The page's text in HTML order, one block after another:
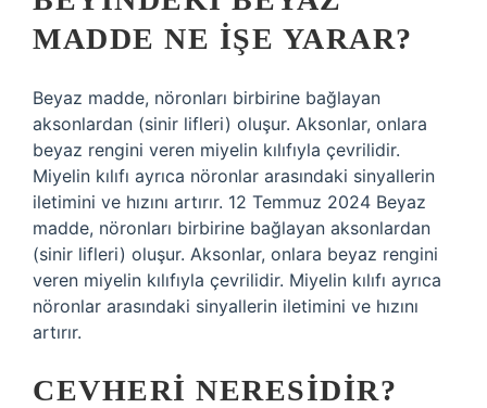
MADDE NE IŞE YARAR?
Beyaz madde, nöronları birbirine bağlayan
aksonlardan (sinir lifleri) oluşur. Aksonlar, onlara
beyaz rengini veren miyelin kılıfıyla çevrilidir.
Miyelin kılıfı ayrıca nöronlar arasındaki sinyallerin
iletimini ve hızını artırır. 12 Temmuz 2024 Beyaz
madde, nöronları birbirine bağlayan aksonlardan
(sinir lifleri) oluşur. Aksonlar, onlara beyaz rengini
veren miyelin kılıfıyla çevrilidir. Miyelin kılıfı ayrıca
nöronlar arasındaki sinyallerin iletimini ve hızını
artırır.
CEVHERI NERESIDIR?